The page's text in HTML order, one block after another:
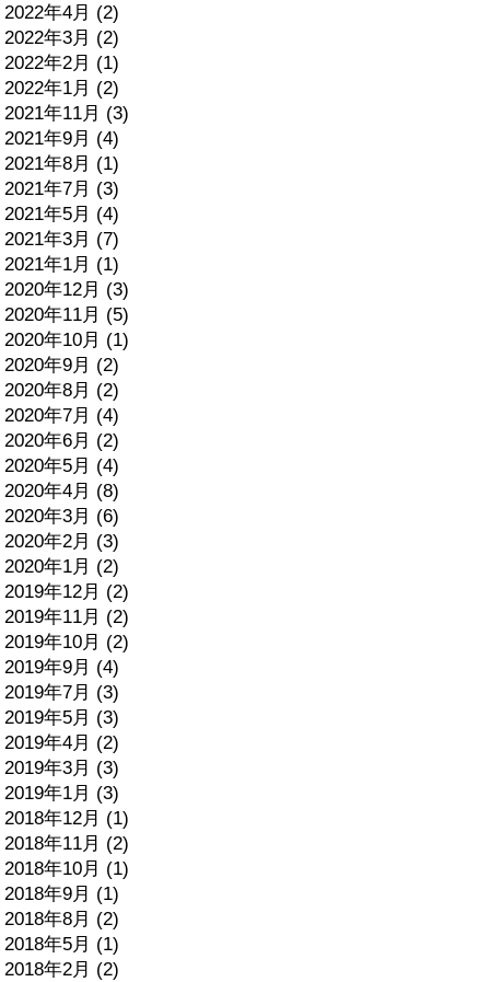
2022年4月 (2)
2022年3月 (2)
2022年2月 (1)
2022年1月 (2)
2021年11月 (3)
2021年9月 (4)
2021年8月 (1)
2021年7月 (3)
2021年5月 (4)
2021年3月 (7)
2021年1月 (1)
2020年12月 (3)
2020年11月 (5)
2020年10月 (1)
2020年9月 (2)
2020年8月 (2)
2020年7月 (4)
2020年6月 (2)
2020年5月 (4)
2020年4月 (8)
2020年3月 (6)
2020年2月 (3)
2020年1月 (2)
2019年12月 (2)
2019年11月 (2)
2019年10月 (2)
2019年9月 (4)
2019年7月 (3)
2019年5月 (3)
2019年4月 (2)
2019年3月 (3)
2019年1月 (3)
2018年12月 (1)
2018年11月 (2)
2018年10月 (1)
2018年9月 (1)
2018年8月 (2)
2018年5月 (1)
2018年2月 (2)